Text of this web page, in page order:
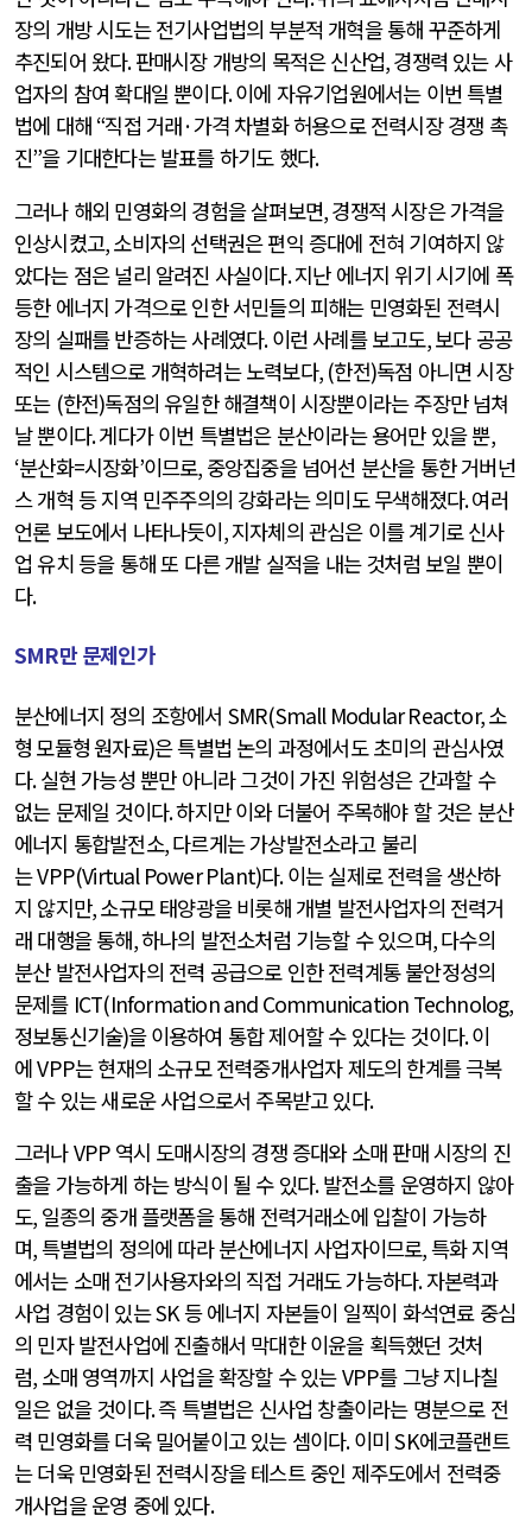
장의 개방 시도는 전기사업법의 부분적 개혁을 통해 꾸준하게
추진되어 왔다.판매시장 개방의 목적은 신산업,경쟁력 있는 사
업자의 참여 확대일 뿐이다.이에 자유기업원에서는 이번 특별
법에 대해 “직접 거래·가격 차별화 허용으로 전력시장 경쟁 촉
진”을 기대한다는 발표를 하기도 했다.
그러나 해외 민영화의 경험을 살펴보면,경쟁적 시장은 가격을
인상시켰고,소비자의 선택권은 편익 증대에 전혀 기여하지 않
았다는 점은 널리 알려진 사실이다.지난 에너지 위기 시기에 폭
등한 에너지 가격으로 인한 서민들의 피해는 민영화된 전력시
장의 실패를 반증하는 사례였다.이런 사례를 보고도,보다 공공
적인 시스템으로 개혁하려는 노력보다, (한전)독점 아니면 시장
또는 (한전)독점의 유일한 해결책이 시장뿐이라는 주장만 넘쳐
날 뿐이다.게다가 이번 특별법은 분산이라는 용어만 있을 뿐,
‘분산화=시장화’이므로, 중앙집중을 넘어선 분산을 통한 거버넌
스 개혁 등 지역 민주주의의 강화라는 의미도 무색해졌다.여러
언론 보도에서 나타나듯이,지자체의 관심은 이를 계기로 신사
업 유치 등을 통해 또 다른 개발 실적을 내는 것처럼 보일 뿐이
다.
SMR만 문제인가
분산에너지 정의 조항에서 SMR(Small Modular Reactor, 소
형 모듈형 원자료)은 특별법 논의 과정에서도 초미의 관심사였
다.실현 가능성 뿐만 아니라 그것이 가진 위험성은 간과할 수
없는 문제일 것이다.하지만 이와 더불어 주목해야 할 것은 분산
에너지 통합발전소,다르게는 가상발전소라고 불리
는VPP(Virtual Power Plant)다.이는 실제로 전력을 생산하
지 않지만,소규모 태양광을 비롯해 개별 발전사업자의 전력거
래 대행을 통해,하나의 발전소처럼 기능할 수 있으며,다수의
분산 발전사업자의 전력 공급으로 인한 전력계통 불안정성의
문제를 ICT(Information and Communication Technolog,
정보통신기술)을이용하여 통합 제어할 수 있다는 것이다.이
에VPP는 현재의 소규모 전력중개사업자 제도의 한계를 극복
할 수 있는 새로운 사업으로서 주목받고 있다.
그러나VPP 역시 도매시장의 경쟁 증대와 소매 판매 시장의 진
출을 가능하게 하는 방식이 될 수 있다.발전소를 운영하지 않아
도, 일종의 중개 플랫폼을 통해 전력거래소에 입찰이 가능하
며,특별법의 정의에 따라 분산에너지 사업자이므로,특화 지역
에서는 소매 전기사용자와의 직접 거래도 가능하다.자본력과
사업 경험이 있는SK등 에너지 자본들이 일찍이 화석연료 중심
의 민자 발전사업에 진출해서 막대한 이윤을 획득했던 것처
럼, 소매 영역까지 사업을 확장할 수 있는VPP를 그냥 지나칠
일은 없을 것이다.즉 특별법은 신사업 창출이라는 명분으로 전
력 민영화를 더욱 밀어붙이고 있는 셈이다.이미SK에코플랜트
는 더욱 민영화된 전력시장을 테스트 중인 제주도에서 전력중
개사업을 운영 중에 있다.